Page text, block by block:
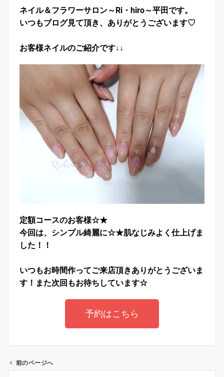
ネイル＆フラワーサロン～Ri・hiro～平田です。
いつもブログ見て頂き、ありがとうございます♡
お客様ネイルのご紹介です↓↓
定額コースのお客様☆★
今回は、シンプル綺麗に☆★肌なじみよく仕上げま
した！！
いつもお時間作ってご来店頂きありがとうございま
す！また次回もお待ちしています☆
予約はこちら
前のページへ